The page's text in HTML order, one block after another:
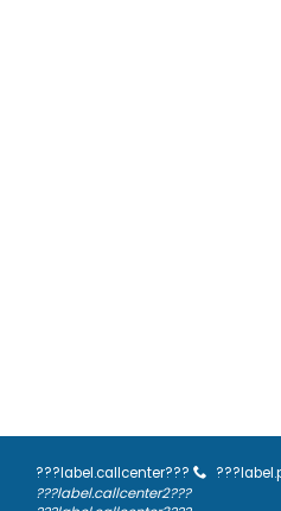
???label.callcenter???
???label.callcenter2???